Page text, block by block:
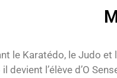
le Karatédo, le Judo et
devient l’élève d’O